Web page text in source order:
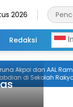
2026
Redaksi
dan AAL
Sekolah Rakyat Kalsel